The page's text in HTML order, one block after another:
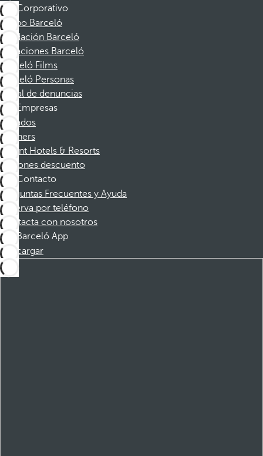
Corporativo
Grupo Barceló
Fundación Barceló
Vacaciones Barceló
Barceló Films
Barceló Personas
Canal de denuncias
Empresas
Afiliados
Partners
Dorint Hotels & Resorts
Cupones descuento
Contacto
Preguntas Frecuentes y Ayuda
Reserva por teléfono
Contacta con nosotros
Barceló App
Descargar